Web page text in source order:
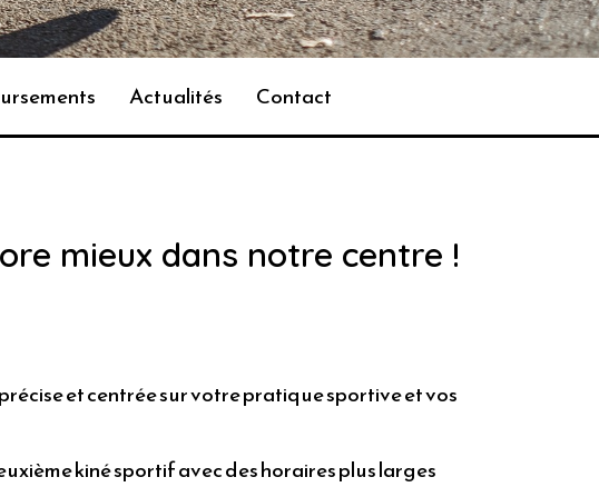
Actualités Contact
mieux dans notre centre !
et centrée sur votre pratique sportive et vos
kiné sportif avec des horaires plus larges